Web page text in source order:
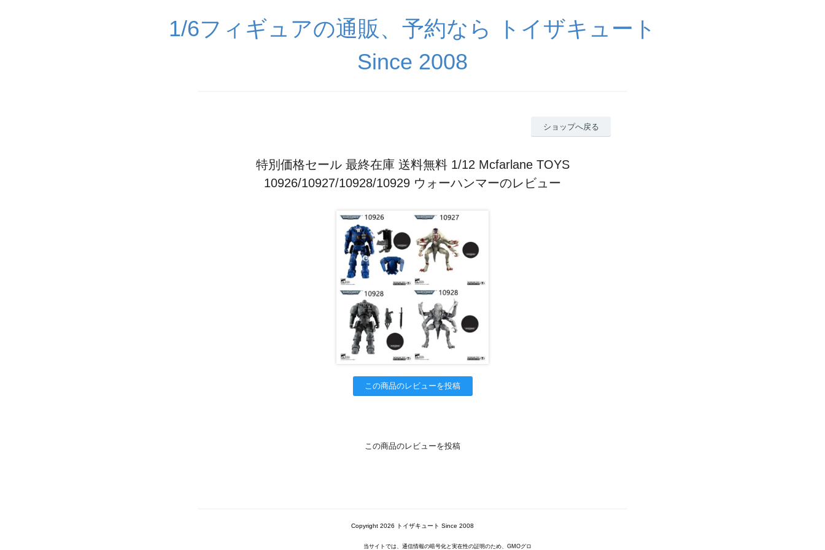
1/6フィギュアの通販、予約なら トイザキュート
Since 2008
ショップへ戻る
特別価格セール 最終在庫 送料無料 1/12 Mcfarlane TOYS
10926/10927/10928/10929 ウォーハンマーのレビュー
この商品のレビューを投稿
この商品のレビューを投稿
Copyright 2026 トイザキュート Since 2008
当サイトでは、通信情報の暗号化と実在性の証明のため、GMOグロ